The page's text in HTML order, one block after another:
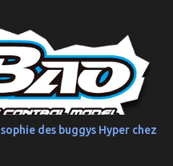
des performances dignes
en intérieur ou des
puissance et précision .
Servo métal 4kg Hexfly
aluminium
aluminium 2mm Essieux
aluminium usinés 7mm
haute adhérence Nouvelle
des buggys Hyper chez